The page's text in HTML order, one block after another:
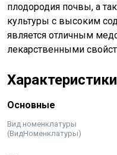
плодородия почвы, а
культуры с высоким
является отличным
лекарственными
Характеристики
Основные
Вид номенклатуры
(ВидНоменклатуры)